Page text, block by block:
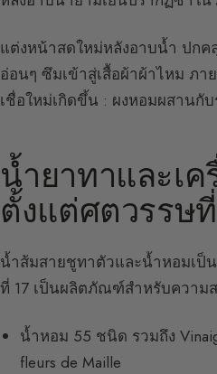
แต่งหน้าสดใหม่หลังอาบน้ำ ปก
อ่อนๆ ซึมเข้าสู่เสื้อผ้าผ้าไหม ภา
เชื่อใหม่เกิดขึ้น : ผงหอมผสานกั
น้ำยาทาและเค
ตั้งแต่ศตวรรษที่
น้ำส้มสายชูทาตัวและน้ำหอมเป็
ที่ 17 เป็นผลิตภัณฑ์สำหรับความ
น้ำหอม 55 ชนิด รวมถึง
fleurs de Maille